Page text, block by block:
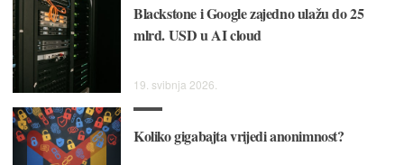
Blackstone i Google zajedno ulažu do 25
mlrd. USD u AI cloud
19. svibnja 2026.
Koliko gigabajta vrijedi anonimnost?